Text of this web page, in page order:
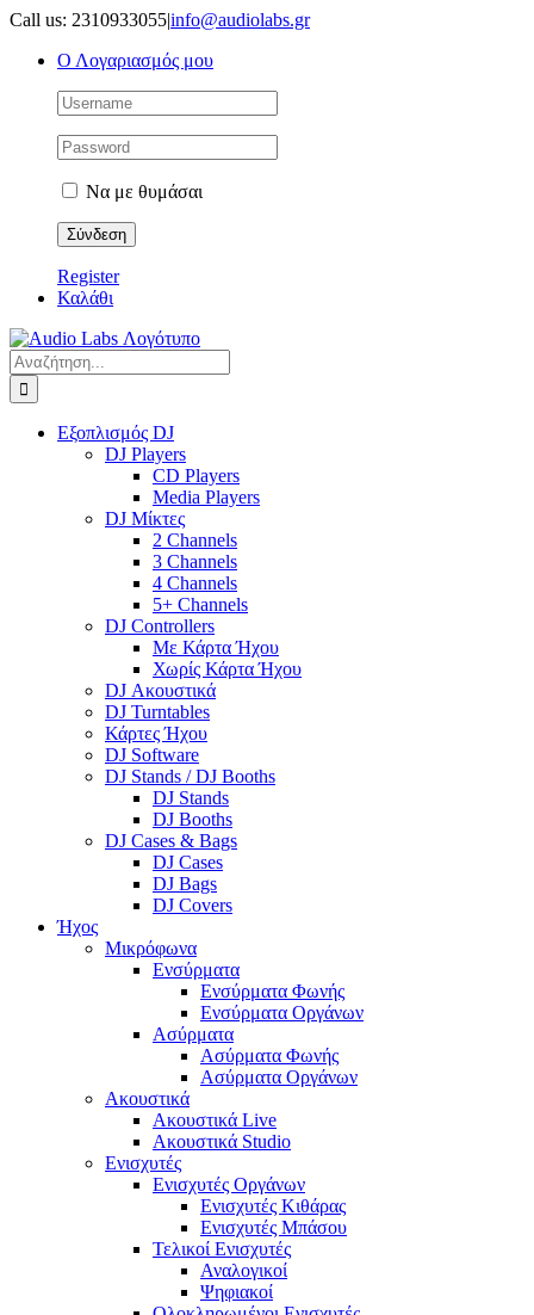
Μετάβαση
περιεχόμενο
Call us: 2310933055|info@audiolabs.gr
Ο Λογαριασμός μου
Να με θυμάσαι
Register
Καλάθι
Αναζήτηση
για:
Εξοπλισμός DJ
DJ Players
CD Players
Media Players
DJ Μίκτες
2 Channels
3 Channels
4 Channels
5+ Channels
DJ Controllers
Με Κάρτα Ήχου
Χωρίς Κάρτα Ήχου
DJ Ακουστικά
DJ Turntables
Κάρτες Ήχου
DJ Software
DJ Stands / DJ Booths
DJ Stands
DJ Booths
DJ Cases & Bags
DJ Cases
DJ Bags
DJ Covers
Ήχος
Μικρόφωνα
Ενσύρματα
Ενσύρματα Φωνής
Ενσύρματα Οργάνων
Ασύρματα
Ασύρματα Φωνής
Ασύρματα Οργάνων
Ακουστικά
Ακουστικά Live
Ακουστικά Studio
Ενισχυτές
Ενισχυτές Οργάνων
Ενισχυτές Κιθάρας
Ενισχυτές Μπάσου
Τελικοί Ενισχυτές
Αναλογικοί
Ψηφιακοί